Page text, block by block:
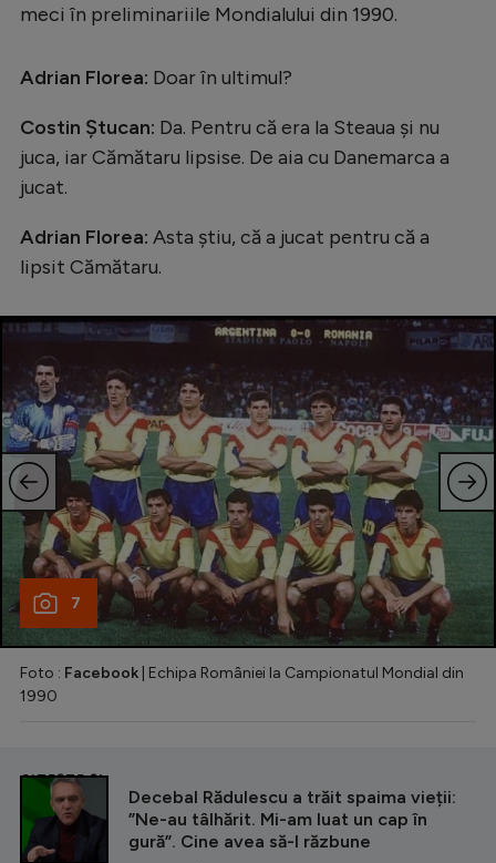
meci în preliminariile Mondialului din 1990.
Adrian Florea: Doar în ultimul?
Costin Ștucan: Da. Pentru că era la Steaua și nu
juca, iar Cămătaru lipsise. De aia cu Danemarca a
jucat.
Adrian Florea: Asta știu, că a jucat pentru că a
lipsit Cămătaru.
7
Foto : Facebook | Echipa României la Campionatul Mondial din
1990
CITEȘTE ȘI
Decebal Rădulescu a trăit spaima vieții:
”Ne-au tâlhărit. Mi-am luat un cap în
gură”. Cine avea să-l răzbune